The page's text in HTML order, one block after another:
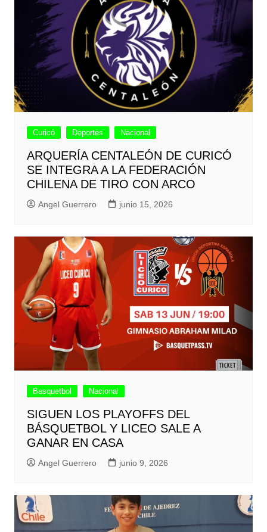
Curicó Deportes Nacional
ARQUERÍA CENTALEÓN DE CURICÓ
SE INTEGRA A LA FEDERACIÓN
CHILENA DE TIRO CON ARCO
Angel Guerrero junio 15, 2026
Basquetbol Nacional
SIGUEN LOS PLAYOFFS DEL
BÁSQUETBOL Y LICEO SALE A
GANAR EN CASA
Angel Guerrero junio 9, 2026